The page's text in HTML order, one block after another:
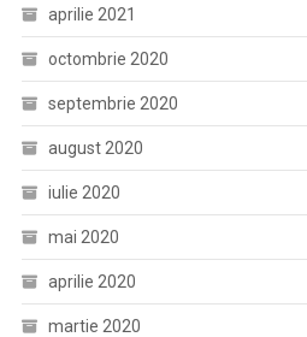
aprilie 2021
octombrie 2020
septembrie 2020
august 2020
iulie 2020
mai 2020
aprilie 2020
martie 2020